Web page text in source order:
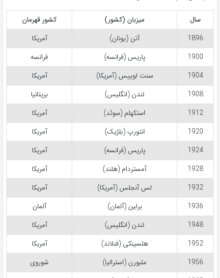
سال میزبان (کشور)
کشور قهرمان
1896
آتن (یونان)
آمریکا
1900
پاریس (فرانسه)
فرانسه
1904
سنت لوییس (آمریکا)
آمریکا
1908
لندن (انگلیس)
بریتانیا
1912
استکهلم (سوئد)
آمریکا
1920
انتورپ (بلژیک)
آمریکا
1924
پاریس (فرانسه)
آمریکا
1928
آمستردام (هلند)
آمریکا
1932
لس آنجلس (آمریکا)
آمریکا
1936
برلین (آلمان)
آلمان
1948
لندن (انگلیس)
آمریکا
1952
هلسینکی (فنلاند)
آمریکا
1956
ملبورن (استرالیا)
شوروی